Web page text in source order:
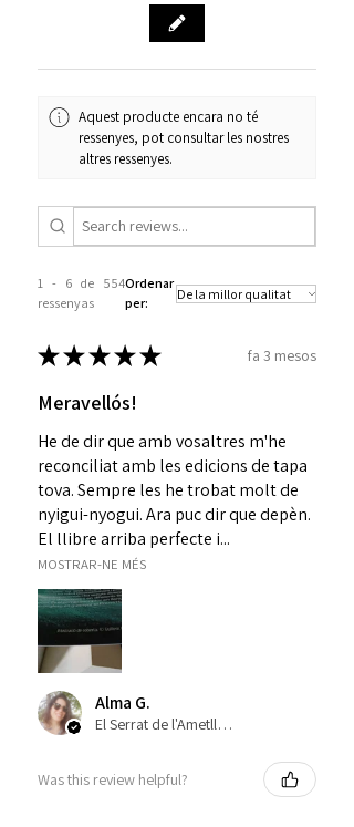
Aquest producte encara no té
ressenyes, pot consultar les nostres
altres ressenyes.
1 - 6 de 554
ressenyas
Ordenar
per:
★★★★★ fa 3 mesos
Meravellós!
He de dir que amb vosaltres m'he
reconciliat amb les edicions de tapa
tova. Sempre les he trobat molt de
nyigui-nyogui. Ara puc dir que depèn.
El llibre arriba perfecte i...
MOSTRAR-NE MÉS
Alma G.
El Serrat de l'Ametlla, ES-CT
Was this review helpful?